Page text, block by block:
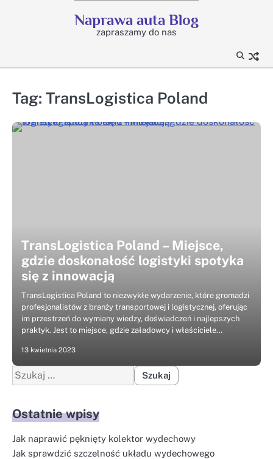
Naprawa auta Blog
zapraszamy do nas
Tag: TransLogistica Poland
TransLogistica Poland – Miejsce,
gdzie doskonałość logistyki spotyka
się z innowacją
TransLogistica Poland to niezwykłe wydarzenie, które gromadzi
profesjonalistów z branży transportowej i logistycznej, oferując
im przestrzeń do wymiany wiedzy, doświadczeń i najlepszych
praktyk. Jest to miejsce, gdzie załadowcy i właściciele…
13 kwietnia 2023
Szukaj:
Ostatnie wpisy
Jak naprawić pęknięty kolektor wydechowy
Jak sprawdzić szczelność układu wydechowego